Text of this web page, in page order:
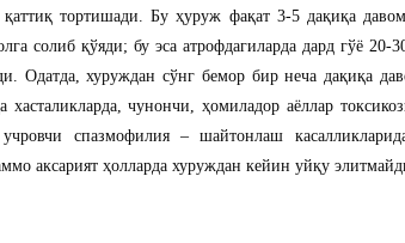
тортишади. Бу ҳуруж фақат 3-5 дақиқа
солиб қўяди; бу эса атрофдагиларда дард гўё 20-
Одатда, хуруждан сўнг бемор бир неча дақиқа
хасталикларда, чунончи, ҳомиладор аёллар
учровчи спазмофилия – шайтонлаш
аксарият ҳолларда хуруждан кейин уйқу